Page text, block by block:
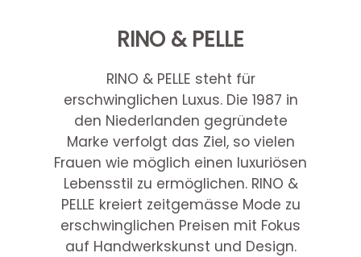
RINO & PELLE
RINO & PELLE steht für
erschwinglichen Luxus. Die 1987 in
den Niederlanden gegründete
Marke verfolgt das Ziel, so vielen
Frauen wie möglich einen luxuriösen
Lebensstil zu ermöglichen. RINO &
PELLE kreiert zeitgemässe Mode zu
erschwinglichen Preisen mit Fokus
auf Handwerkskunst und Design.